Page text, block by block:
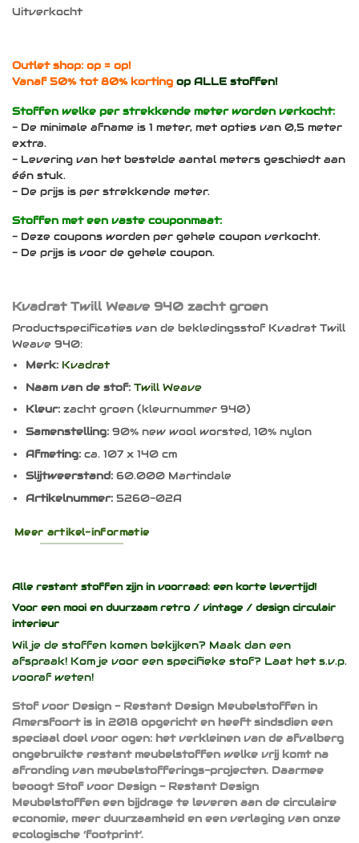
Uitverkocht
Outlet shop: op = op!
Vanaf 50% tot 80% korting op ALLE stoffen!
Stoffen welke per strekkende meter worden verkocht:
- De minimale afname is 1 meter, met opties van 0,5 meter
extra.
- Levering van het bestelde aantal meters geschiedt aan
één stuk.
- De prijs is per strekkende meter.
Stoffen met een vaste couponmaat:
- Deze coupons worden per gehele coupon verkocht.
- De prijs is voor de gehele coupon.
Kvadrat Twill Weave 940 zacht groen
Productspecificaties van de bekledingsstof Kvadrat Twill
Weave 940:
Merk: Kvadrat
Naam van de stof: Twill Weave
Kleur:zacht groen (kleurnummer 940)
Samenstelling: 90% new wool worsted, 10% nylon
Afmeting:ca. 107 x 140 cm
Slijtweerstand:60.000 Martindale
Artikelnummer:5260-02A
Meer artikel-informatie
Alle restant stoffen zijn in voorraad: een korte levertijd!
Voor een mooi en duurzaam retro / vintage / design circulair
interieur
Wil je de stoffen komen bekijken? Maak dan een
afspraak! Kom je voor een specifieke stof? Laat het s.v.p.
vooraf weten!
Stof voor Design - Restant Design Meubelstoffen in
Amersfoort is in 2018 opgericht en heeft sindsdien een
speciaal doel voor ogen: het verkleinen van de afvalberg
ongebruikte restant meubelstoffen welke vrij komt na
afronding van meubelstofferings-projecten. Daarmee
beoogt Stof voor Design - Restant Design
Meubelstoffen een bijdrage te leveren aan de circulaire
economie, meer duurzaamheid en een verlaging van onze
ecologische ‘footprint’.